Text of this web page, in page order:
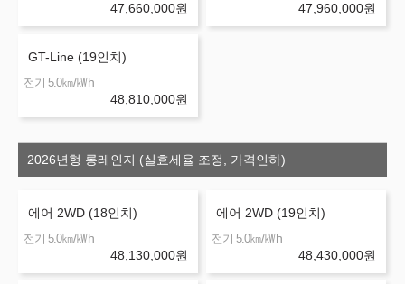
47,660,000원
47,960,000원
GT-Line (19인치)
전기 5.0㎞/㎾h
48,810,000원
2026년형 롱레인지 (실효세율 조정, 가격인하)
에어 2WD (18인치)
전기 5.0㎞/㎾h
48,130,000원
에어 2WD (19인치)
전기 5.0㎞/㎾h
48,430,000원